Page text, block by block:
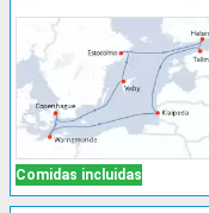
Comidas incluidas